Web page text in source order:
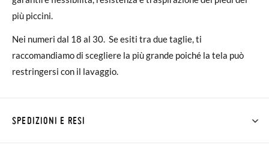
più piccini.
Nei numeri dal 18 al 30. Se esiti tra due taglie, ti
raccomandiamo di scegliere la più grande poiché la tela può
restringersi con il lavaggio.
SPEDIZIONI E RESI